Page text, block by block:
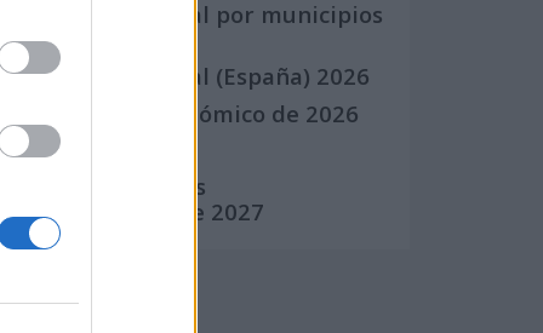
Calendario Laboral por municipios
(España)
Calendario Laboral (España) 2026
Calendario Astronómico de 2026
Lunar
Calendario de Días
Internacionales de 2027